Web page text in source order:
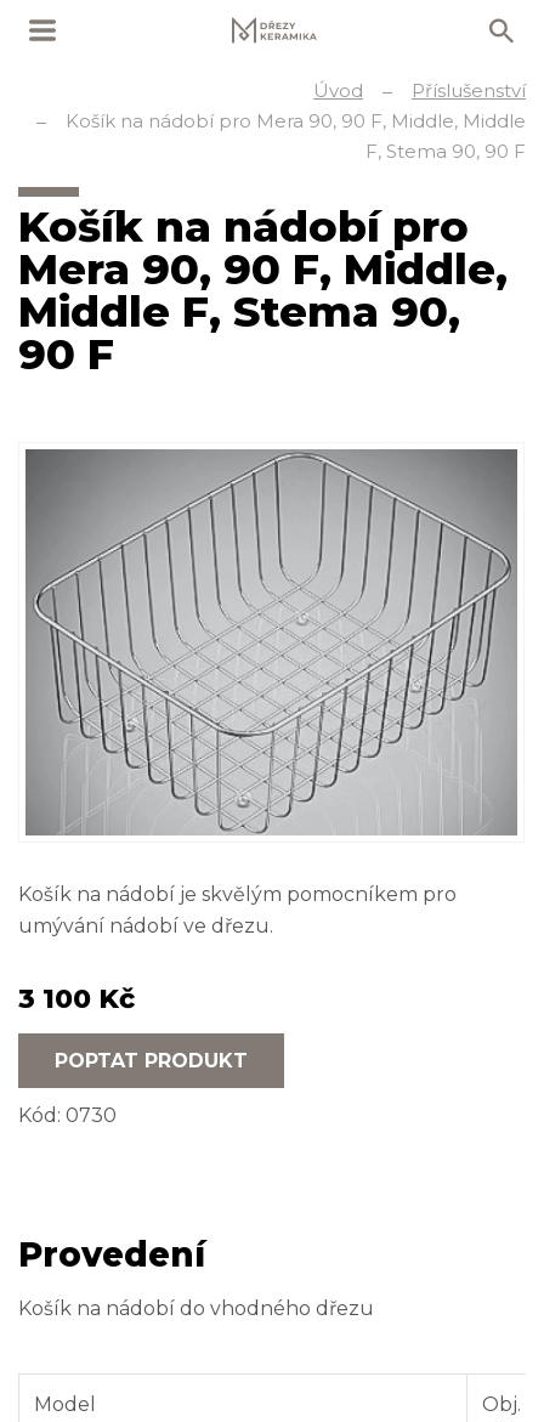
Úvod
Příslušenství
Košík na nádobí pro Mera 90, 90 F, Middle, Middle
F, Stema 90, 90 F
Košík na nádobí pro
Mera 90, 90 F, Middle,
Middle F, Stema 90,
90 F
Košík na nádobí je skvělým pomocníkem pro
umývání nádobí ve dřezu.
3 100 Kč
POPTAT PRODUKT
Kód: 0730
Provedení
Košík na nádobí do vhodného dřezu
Model
Obj.